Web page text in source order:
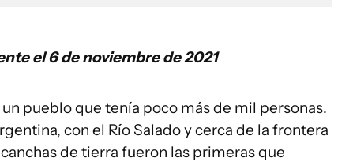
el 6 de noviembre de 2021
pueblo que tenía poco más de mil personas.
con el Río Salado y cerca de la frontera
de tierra fueron las primeras que